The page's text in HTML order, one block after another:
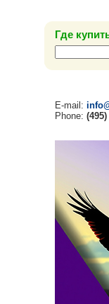
Где
E-mail:
Phone: